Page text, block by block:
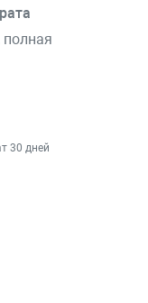
30 дней